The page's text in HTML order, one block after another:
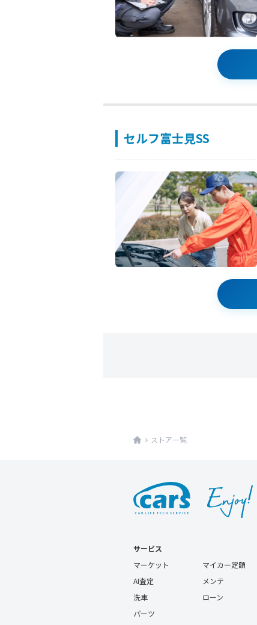
セルフ富士見SS
ストア一覧
サービス
マーケット
マイカー定額
AI査定
メンテ
洗車
ローン
パーツ